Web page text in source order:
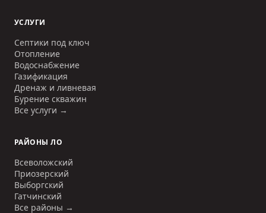
УСЛУГИ
Септики под ключ
Отопление
Водоснабжение
Газификация
Дренаж и ливневая
Бурение скважин
Все услуги →
РАЙОНЫ ЛО
Всеволожский
Приозерский
Выборгский
Гатчинский
Все районы →